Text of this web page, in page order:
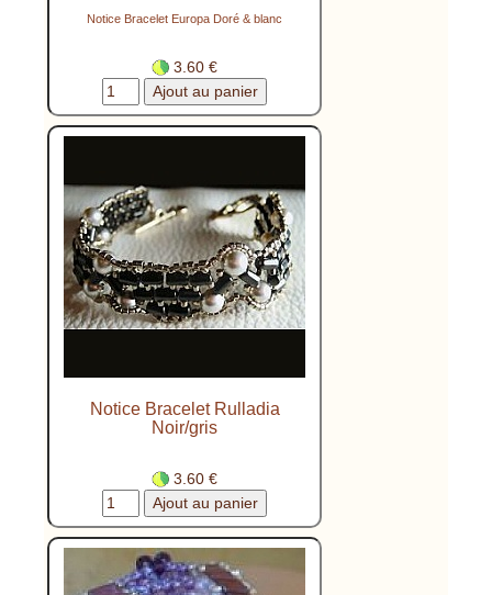
Notice Bracelet Europa Doré & blanc
3.60 €
Notice Bracelet Rulladia
Noir/gris
3.60 €